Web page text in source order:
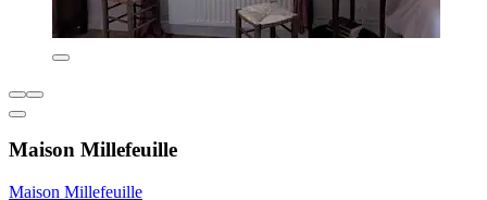
Maison Millefeuille
Maison Millefeuille